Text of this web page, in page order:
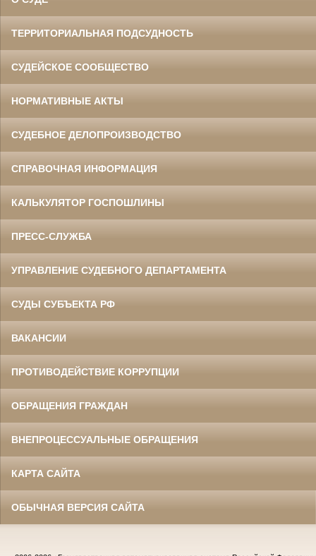
ТЕРРИТОРИАЛЬНАЯ ПОДСУДНОСТЬ
СУДЕЙСКОЕ СООБЩЕСТВО
НОРМАТИВНЫЕ АКТЫ
СУДЕБНОЕ ДЕЛОПРОИЗВОДСТВО
СПРАВОЧНАЯ ИНФОРМАЦИЯ
КАЛЬКУЛЯТОР ГОСПОШЛИНЫ
ПРЕСС-СЛУЖБА
УПРАВЛЕНИЕ СУДЕБНОГО ДЕПАРТАМЕНТА
СУДЫ СУБЪЕКТА РФ
ВАКАНСИИ
ПРОТИВОДЕЙСТВИЕ КОРРУПЦИИ
ОБРАЩЕНИЯ ГРАЖДАН
ВНЕПРОЦЕССУАЛЬНЫЕ ОБРАЩЕНИЯ
КАРТА САЙТА
ОБЫЧНАЯ ВЕРСИЯ САЙТА